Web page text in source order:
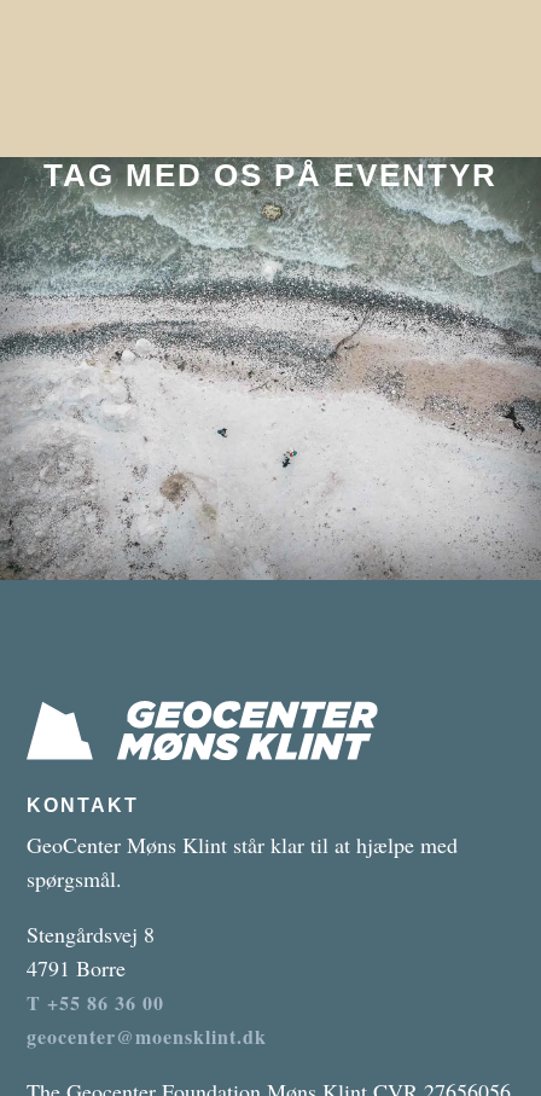
TAG MED OS PÅ EVENTYR
KONTAKT
GeoCenter Møns Klint står klar til at hjælpe med
spørgsmål.
Stengårdsvej 8
4791 Borre
T +55 86 36 00
geocenter@moensklint.dk